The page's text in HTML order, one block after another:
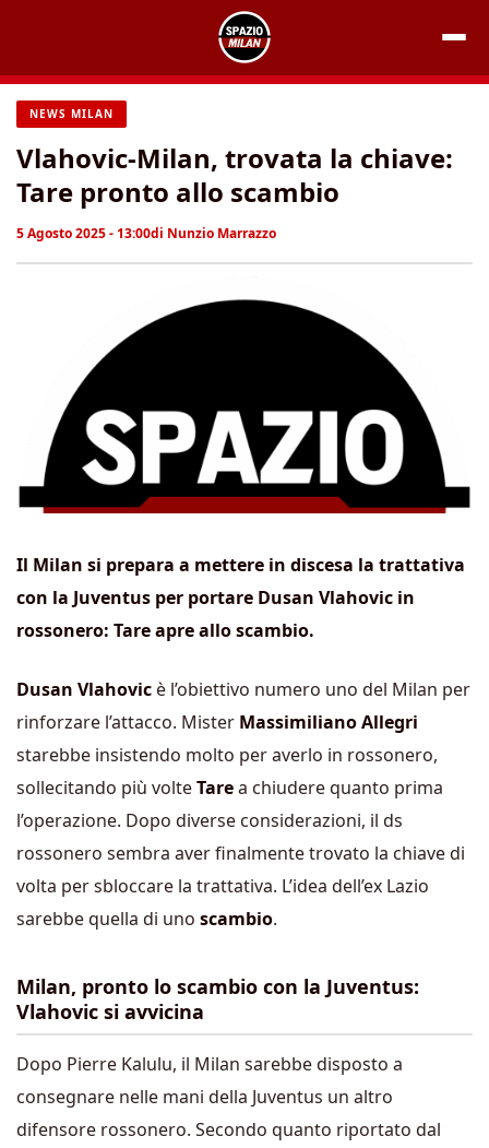
contenuto
NEWS MILAN
Vlahovic-Milan, trovata la chiave:
Tare pronto allo scambio
5 Agosto 2025 - 13:00di Nunzio Marrazzo
Il Milan si prepara a mettere in discesa la trattativa
con la Juventus per portare Dusan Vlahovic in
rossonero: Tare apre allo scambio.
Dusan Vlahovic è l’obiettivo numero uno del Milan per
rinforzare l’attacco. Mister Massimiliano Allegri
starebbe insistendo molto per averlo in rossonero,
sollecitando più volteTarea chiudere quanto prima
l’operazione. Dopo diverse considerazioni, il ds
rossonero sembra aver finalmente trovato la chiave di
volta per sbloccare la trattativa. L’idea dell’ex Lazio
sarebbe quella di uno scambio.
Milan, pronto lo scambio con la Juventus:
Vlahovic si avvicina
Dopo Pierre Kalulu, il Milan sarebbe disposto a
consegnare nelle mani della Juventus un altro
difensore rossonero. Secondo quanto riportato dal